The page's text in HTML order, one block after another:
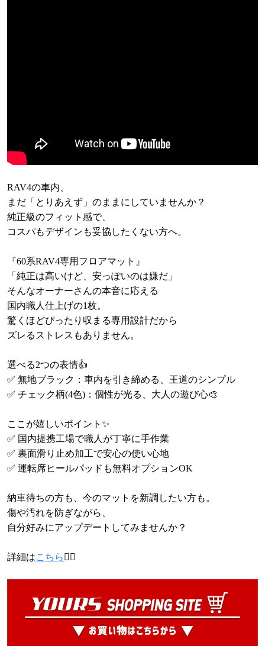
RAV4の車内、
まだ「とりあえず」のままにしていませんか？
純正級のフィット感で、
コスパもデザインも妥協したくない方へ。
『60系RAV4専用フロアマット』
「純正は高いけど、安っぽいのは嫌だ」
そんなオーナーさんの本音に応える
国内職人仕上げの1枚。
驚くほどぴったり収まる専用設計だから
ズレるストレスもありません。
選べる2つの表情👍
✅ 無地ブラック：車内を引き締める、王道のシンプル
✅ チェック柄(4色)：個性が光る、大人の遊び心🎨
ここが嬉しいポイント✨
✅ 国内提携工場で職人が丁寧に手作業
✅ 裏面滑り止め加工で安心の使い心地
✅ 運転席ヒールパッドも無料オプションOK
納車待ちの方も、今のマットを新調したい方も。
傷や汚れを防ぎながら、
自分好みにアップデートしてみませんか？
詳細はこちら 💁‍♀️